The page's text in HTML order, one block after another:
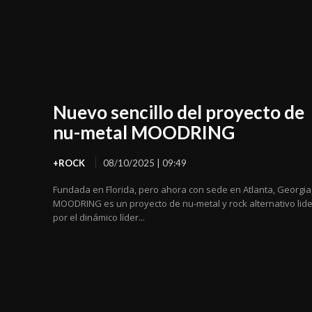
Nuevo sencillo del proyecto de
nu-metal MOODRING
+ROCK 08/10/2025 | 09:49
Fundada en Florida, pero ahora con sede en Atlanta,
MOODRING es un proyecto de nu-metal y rock alternativo
por el dinámico líder...